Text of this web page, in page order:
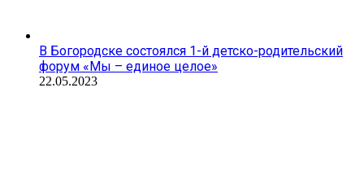
В Богородске состоялся 1-й детско-родительский
форум «Мы – единое целое»
22.05.2023